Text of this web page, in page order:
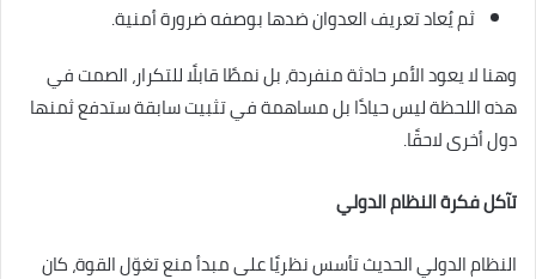
ثم يُعاد تعريف العدوان ضدها بوصفه ضرورة أمنية.
وهنا لا يعود الأمر حادثة منفردة، بل نمطًا قابلًا للتكرار، الصمت في
هذه اللحظة ليس حيادًا بل مساهمة في تثبيت سابقة ستدفع ثمنها
دول أخرى لاحقًا.
تآكل فكرة النظام الدولي
النظام الدولي الحديث تأسس نظريًا على مبدأ منع تغوّل القوة، كان